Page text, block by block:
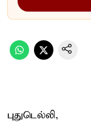
புதுடெல்லி,